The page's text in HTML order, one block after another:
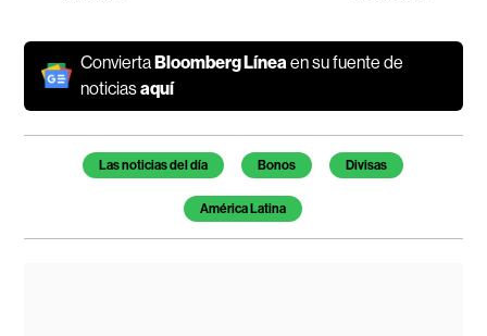
ConviertaBloomberg Líneaen su fuente de
noticiasaquí
Temas de este artículo
Las noticias del día Bonos Divisas
América Latina